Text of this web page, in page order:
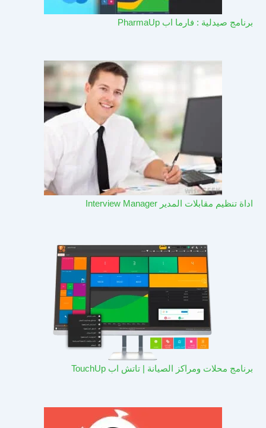
برنامج صيدلية : فارما اب PharmaUp​
اداة تنظيم مقابلات المدير Interview Manager
برنامج محلات ومراكز الصيانة | تاتش اب TouchUp